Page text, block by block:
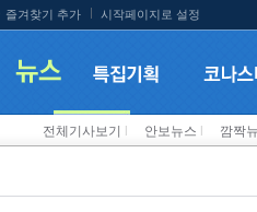
즐겨찾기 추가 시작페이지로 설정
전체기사보기 안보뉴스 깜짝